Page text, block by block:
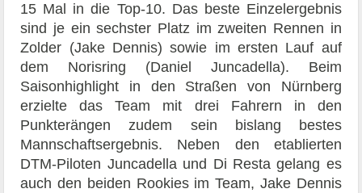
15 Mal in die Top-10. Das beste Einzelergebnis
sind je ein sechster Platz im zweiten Rennen in
Zolder (Jake Dennis) sowie im ersten Lauf auf
dem Norisring (Daniel Juncadella). Beim
Saisonhighlight in den Straßen von Nürnberg
erzielte das Team mit drei Fahrern in den
Punkterängen zudem sein bislang bestes
Mannschaftsergebnis. Neben den etablierten
DTM-Piloten Juncadella und Di Resta gelang es
auch den beiden Rookies im Team, Jake Dennis